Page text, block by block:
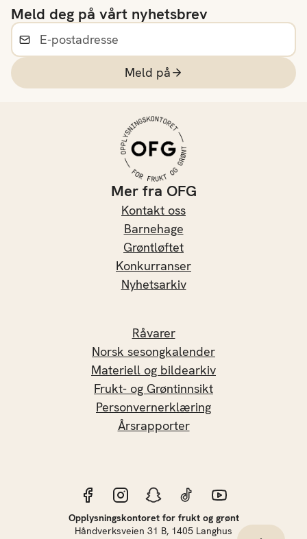
Meld deg på vårt nyhetsbrev
Meld på
Mer fra OFG
Kontakt oss
Barnehage
Grøntløftet
Konkurranser
Nyhetsarkiv
Råvarer
Norsk sesongkalender
Materiell og bildearkiv
Frukt- og Grøntinnsikt
Personvernerklæring
Årsrapporter
Opplysningskontoret for frukt og grønt
Håndverksveien 31 B, 1405 Langhus